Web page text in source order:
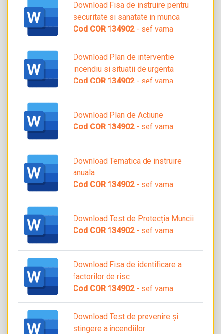
Download Fisa de instruire pentru
securitate si sanatate in munca
Cod COR 134902- sef vama
Download Plan de interventie
incendiu si situatii de urgenta
Cod COR 134902- sef vama
Download Plan de Actiune
Cod COR 134902- sef vama
Download Tematica de instruire
anuala
Cod COR 134902- sef vama
Download Test de Protecția Muncii
Cod COR 134902- sef vama
Download Fisa de identificare a
factorilor de risc
Cod COR 134902- sef vama
Download Test de prevenire și
stingere a incendiilor